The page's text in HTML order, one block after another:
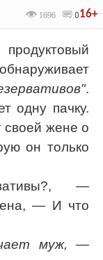
16+
1696 0
.
одну пачку.
своей жене о
он только
—
— И что
муж, —